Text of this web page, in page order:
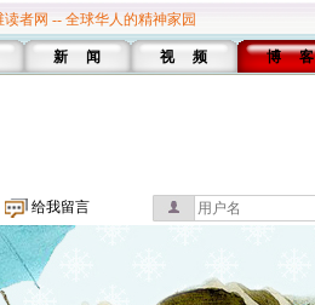
读者网 -- 全球华人的精神家园
新 闻 视 频 博 客
给我留言